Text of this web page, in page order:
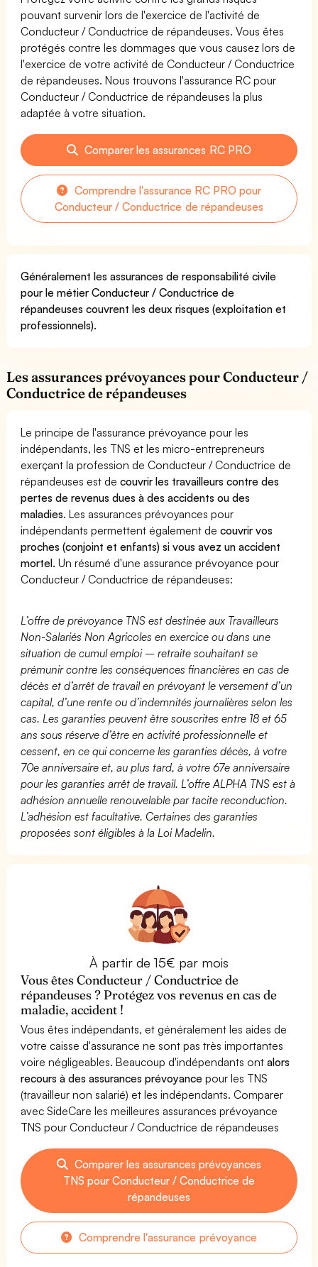
pouvant survenir lors de l'exercice de l'activité de
Conducteur / Conductrice de répandeuses. Vous êtes
protégés contre les dommages que vous causez lors de
l'exercice de votre activité de Conducteur / Conductrice
de répandeuses. Nous trouvons l'assurance RC pour
Conducteur / Conductrice de répandeuses la plus
adaptée à votre situation.
Comparer les assurances RC PRO
Comprendre l'assurance RC PRO pour
Conducteur / Conductrice de répandeuses
Généralement les assurances de responsabilité civile
pour le métier Conducteur / Conductrice de
répandeuses couvrent les deux risques (exploitation et
professionnels).
Les assurances prévoyances pour Conducteur /
Conductrice de répandeuses
Le principe de l'assurance prévoyance pour les
indépendants, les TNS et les micro-entrepreneurs
exerçant la profession de Conducteur / Conductrice de
répandeuses est decouvrir les travailleurs contre des
pertes de revenus dues à des accidents ou des
maladies. Les assurances prévoyances pour
indépendants permettent également decouvrir vos
proches (conjoint et enfants) si vous avez un accident
mortel. Un résumé d'une assurance prévoyance pour
Conducteur / Conductrice de répandeuses:
L’offre de prévoyance TNS est destinée aux Travailleurs
Non-Salariés Non Agricoles en exercice ou dans une
situation de cumul emploi – retraite souhaitant se
prémunir contre les conséquences financières en cas de
décès et d’arrêt de travail en prévoyant le versement d’un
capital, d’une rente ou d’indemnités journalières selon les
cas. Les garanties peuvent être souscrites entre 18 et 65
ans sous réserve d’être en activité professionnelle et
cessent, en ce qui concerne les garanties décès, à votre
70e anniversaire et, au plus tard, à votre 67e anniversaire
pour les garanties arrêt de travail. L’offre ALPHA TNS est à
adhésion annuelle renouvelable par tacite reconduction.
L’adhésion est facultative. Certaines des garanties
proposées sont éligibles à la Loi Madelin.
À partir de 15€ par mois
Vous êtes Conducteur / Conductrice de
répandeuses ? Protégez vos revenus en cas de
maladie, accident !
Vous êtes indépendants, et généralement les aides de
votre caisse d'assurance ne sont pas très importantes
voire négligeables. Beaucoup d'indépendants ontalors
recours à des assurances prévoyance pour les TNS
(travailleur non salarié) et les indépendants. Comparer
avec SideCare les meilleures assurances prévoyance
TNS pour Conducteur / Conductrice de répandeuses
Comparer les assurances prévoyances
TNS pour Conducteur / Conductrice de
répandeuses
Comprendre l'assurance prévoyance